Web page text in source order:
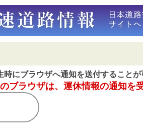
にブラウザへ通知を送付することが
ブラウザは、運休情報の通知を